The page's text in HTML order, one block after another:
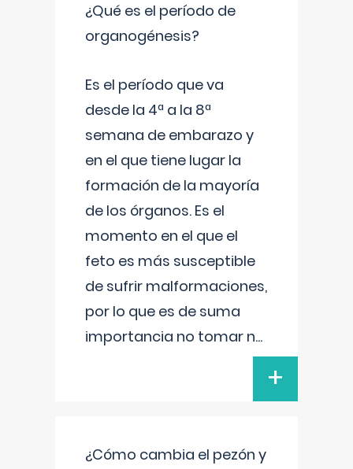
¿Qué es el período de
organogénesis?
Es el período que va
desde la 4ª a la 8ª
semana de embarazo y
en el que tiene lugar la
formación de la mayoría
de los órganos. Es el
momento en el que el
feto es más susceptible
de sufrir malformaciones,
por lo que es de suma
importancia no tomar n...
+
¿Cómo cambia el pezón y